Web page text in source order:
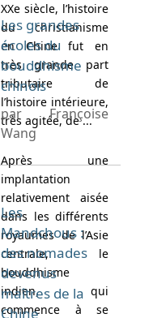
XXe siècle, l’histoire
du christianisme
en Chine fut en
très grande part
tributaire de
l’histoire intérieure,
très agitée, de ...
Les grandes
écoles du
bouddhisme
chinois
par Françoise
Wang
Après une
implantation
relativement aisée
dans les différents
royaumes de l’Asie
centrale, le
bouddhisme
indien, qui
commence à se
Les
Mandchous :
des nomades
devenus
maîtres de la
Chine